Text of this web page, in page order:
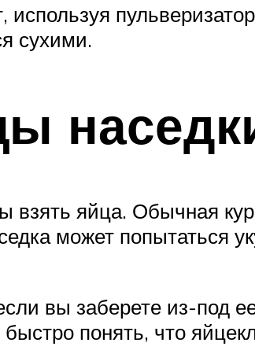
используя
сухими.
взять яйца. Обычная
может попытаться
вы заберете из-под
понять, что